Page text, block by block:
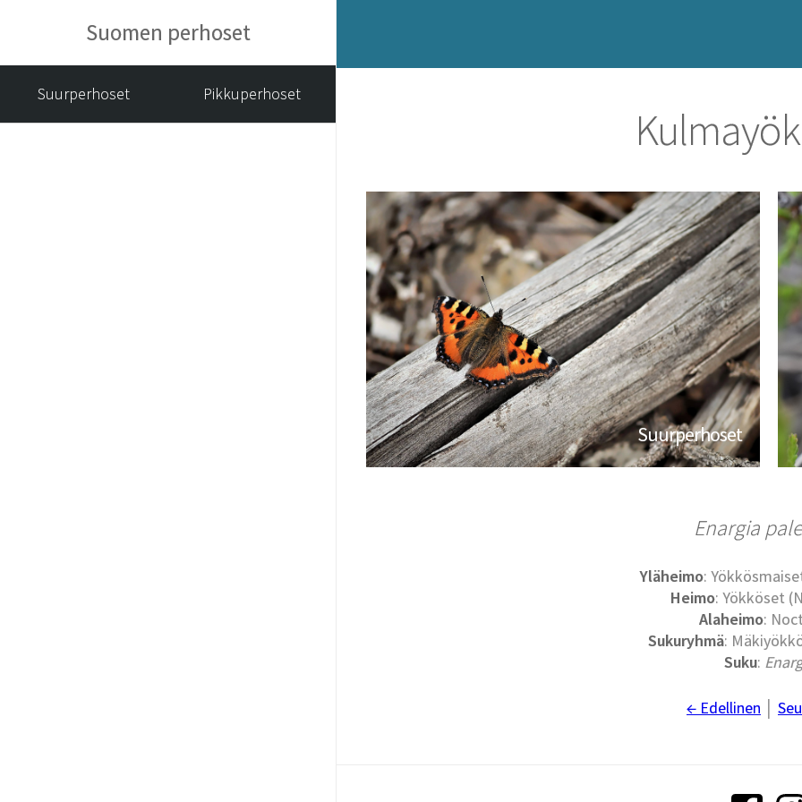
Suomen perhoset
Suurperhoset Pikkuperhoset
Suurperhoset
Enargia
Yläheimo:
Heimo: Yökköset
Alaheimo:
Sukuryhmä:
Suku:
← Edellinen